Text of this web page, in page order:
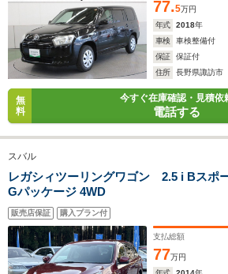
77.5万円
年式
2018年
車検
車検整備付
保証
保証付
住所
長野県諏訪市
無
料
今すぐ在庫確認・見積依
電話する
スバル
レガシィツーリングワゴン 2.5 i Bスポ
Gパッケージ 4WD
販売店保証 購入プラン付
支払総額
77万円